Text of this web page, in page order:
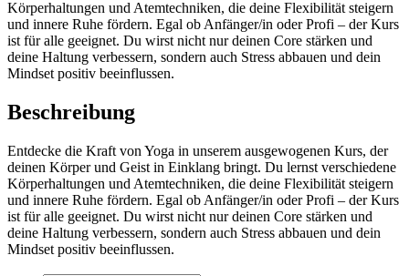
Körperhaltungen und Atemtechniken, die deine Flexibilität steigern
und innere Ruhe fördern. Egal ob Anfänger/in oder Profi – der Kurs
ist für alle geeignet. Du wirst nicht nur deinen Core stärken und
deine Haltung verbessern, sondern auch Stress abbauen und dein
Mindset positiv beeinflussen.
Beschreibung
Entdecke die Kraft von Yoga in unserem ausgewogenen Kurs, der
deinen Körper und Geist in Einklang bringt. Du lernst verschiedene
Körperhaltungen und Atemtechniken, die deine Flexibilität steigern
und innere Ruhe fördern. Egal ob Anfänger/in oder Profi – der Kurs
ist für alle geeignet. Du wirst nicht nur deinen Core stärken und
deine Haltung verbessern, sondern auch Stress abbauen und dein
Mindset positiv beeinflussen.